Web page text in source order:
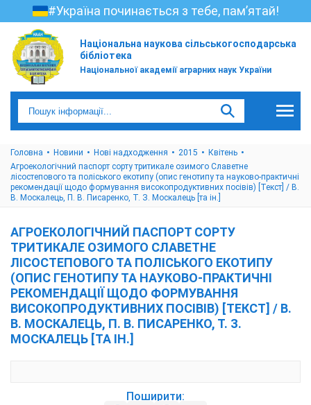
#Україна починається з тебе, пам’ятай!
Національна наукова сільськогосподарська
бібліотека
Національної академії аграрних наук України
Головна Новини Нові надходження 2015
Квітень
Агроекологічний паспорт сорту тритикале озимого Славетне
лісостепового та поліського екотипу (опис генотипу та науково-практичні
рекомендації щодо формування високопродуктивних посівів) [Текст] / В.
В. Москалець, П. В. Писаренко, Т. З. Москалець [та ін.]
АГРОЕКОЛОГІЧНИЙ ПАСПОРТ СОРТУ
ТРИТИКАЛЕ ОЗИМОГО СЛАВЕТНЕ
ЛІСОСТЕПОВОГО ТА ПОЛІСЬКОГО ЕКОТИПУ
(ОПИС ГЕНОТИПУ ТА НАУКОВО-ПРАКТИЧНІ
РЕКОМЕНДАЦІЇ ЩОДО ФОРМУВАННЯ
ВИСОКОПРОДУКТИВНИХ ПОСІВІВ) [ТЕКСТ] / В.
В. МОСКАЛЕЦЬ, П. В. ПИСАРЕНКО, Т. З.
МОСКАЛЕЦЬ [ТА ІН.]
Поширити: